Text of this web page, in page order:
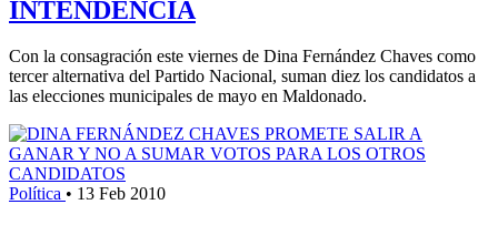
INTENDENCIA
Con la consagración este viernes de Dina Fernández Chaves como
tercer alternativa del Partido Nacional, suman diez los candidatos a
las elecciones municipales de mayo en Maldonado.
Política • 13 Feb 2010